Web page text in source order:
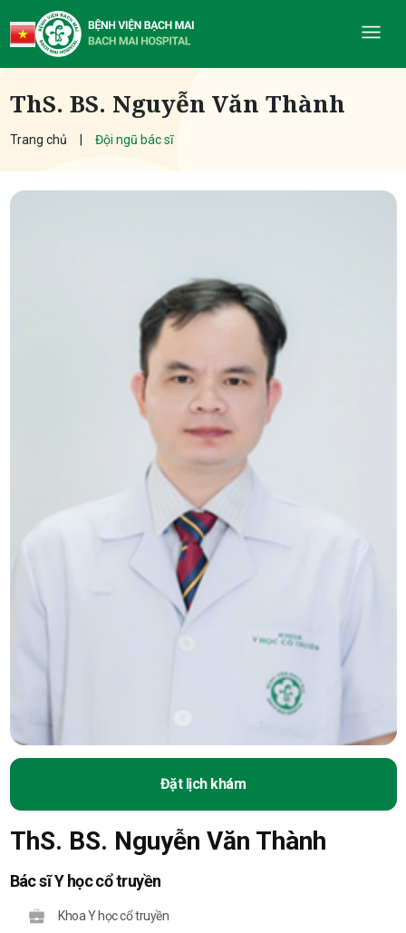
ThS. BS. Nguyễn Văn Thành
Trang chủ Đội ngũ bác sĩ
Đặt lịch khám
ThS. BS. Nguyễn Văn Thành
Bác sĩ Y học cổ truyền
Khoa Y học cổ truyền